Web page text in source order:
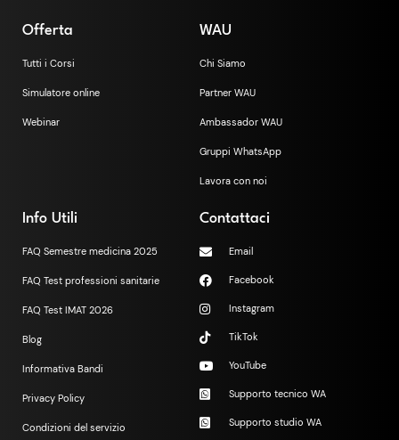
Offerta
Tutti i Corsi
Simulatore online
Webinar
WAU
Chi Siamo
Partner WAU
Ambassador WAU
Gruppi WhatsApp
Lavora con noi
Info Utili
FAQ Semestre medicina 2025
FAQ Test professioni sanitarie
FAQ Test IMAT 2026
Blog
Informativa Bandi
Privacy Policy
Condizioni del servizio
Contattaci
Email
Facebook
Instagram
TikTok
YouTube
Supporto tecnico WA
Supporto studio WA